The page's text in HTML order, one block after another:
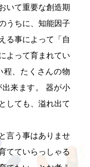
いて重要な創造期
うちに、知能因子
る事によって「自
よって育まれてい
程、たくさんの物
出来ます。 器が小
しても、溢れ出て
言う事はありませ
てていらっしゃる